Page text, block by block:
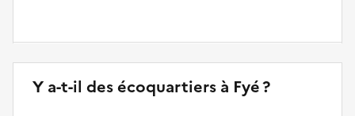
Y a-t-il des écoquartiers à Fyé ?